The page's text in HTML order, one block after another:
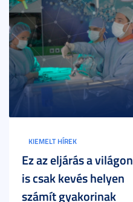
KIEMELT HÍREK
Ez az eljárás a világon
is csak kevés helyen
számít gyakorinak